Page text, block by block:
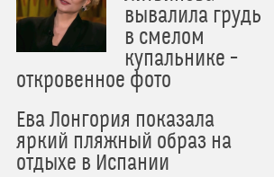
вывалила грудь
в смелом
купальнике –
откровенное фото
Ева Лонгория показала
яркий пляжный образ на
отдыхе в Испании